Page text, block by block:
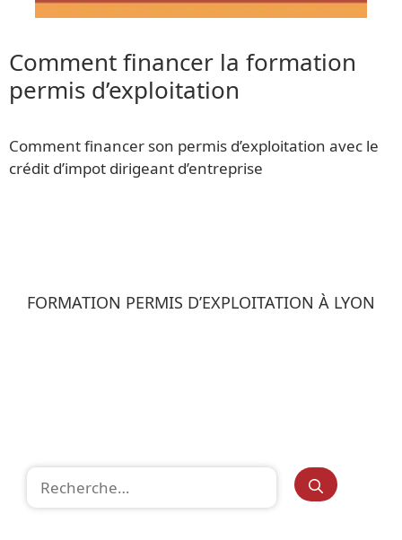
Comment financer la formation
permis d’exploitation
Comment financer son permis d’exploitation avec le
crédit d’impot dirigeant d’entreprise
FORMATION PERMIS D’EXPLOITATION À LYON